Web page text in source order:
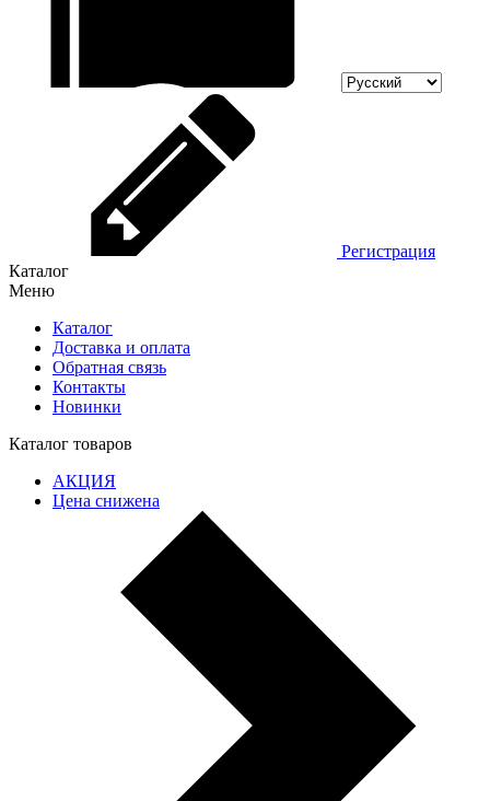
Регистрация
Каталог
Меню
Каталог
Доставка и оплата
Обратная связь
Контакты
Новинки
Каталог товаров
АКЦИЯ
Цена снижена